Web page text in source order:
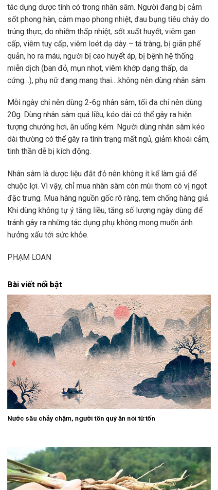
tác dụng dược tính có trong nhân sâm. Người đang bị cảm
sốt phong hàn, cảm mạo phong nhiệt, đau bụng tiêu chảy do
trúng thực, do nhiễm thấp nhiệt, sốt xuất huyết, viêm gan
cấp, viêm tuỵ cấp, viêm loét dạ dày – tá tràng, bị giãn phế
quản, ho ra máu, người bị cao huyết áp, bị bệnh hệ thống
miễn dịch (ban đỏ, mụn nhọt, viêm khớp dạng thấp, da
cứng…), phụ nữ đang mang thai….không nên dùng nhân sâm.
Mỗi ngày chỉ nên dùng 2-6g nhân sâm, tối đa chỉ nên dùng
20g. Dùng nhân sâm quá liều, kéo dài có thể gây ra hiện
tượng chướng hơi, ăn uống kém. Người dùng nhân sâm kéo
dài thường có thể gây ra tình trạng mất ngủ, giảm khoái cảm,
tinh thần dễ bị kích động.
Nhân sâm là dược liệu đắt đỏ nên không ít kể làm giả để
chuộc lợi. Vì vậy, chỉ mua nhân sâm còn mùi thơm có vị ngọt
đặc trưng. Mua hàng nguồn gốc rõ ràng, tem chống hàng giả.
Khi dùng không tự ý tăng liều, tăng số lượng ngày dùng để
tránh gây ra những tác dụng phụ không mong muốn ảnh
hưởng xấu tới sức khỏe.
PHẠM LOAN
Bài viết nổi bật
Nước sâu chảy chậm, người tôn quý ăn nói từ tốn